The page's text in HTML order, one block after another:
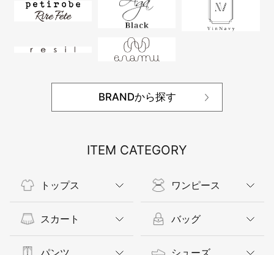
BRANDから探す
ITEM CATEGORY
トップス
スカート
ワンピース
バッグ